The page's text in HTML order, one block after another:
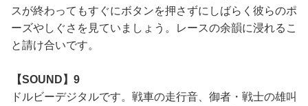
スが終わってもすぐにボタンを押さずにしばらく彼らのポ
ーズやしぐさを見ていましょう。レースの余韻に浸れるこ
と請け合いです。
【SOUND】9
ドルビーデジタルです。戦車の走行音、御者・戦士の雄叫